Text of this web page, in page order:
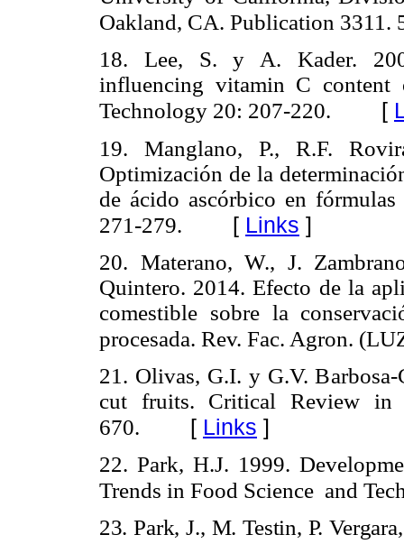
Oakland, CA. Publication 3311.
18. Lee, S. y A. Kader.
influencing vitamin C content
Technology 20: 207-220. [
19. Manglano, P., R.F.
Optimización de la
de ácido ascórbico en
271-279. [ Links ]
20. Materano, W., J.
Quintero. 2014. Efecto de la
comestible sobre la
procesada. Rev. Fac. Agron.
21. Olivas, G.I. y G.V.
cut fruits. Critical Review in
670. [ Links ]
22. Park, H.J. 1999.
Trends in Food Science and
23. Park, J., M. Testin, P.